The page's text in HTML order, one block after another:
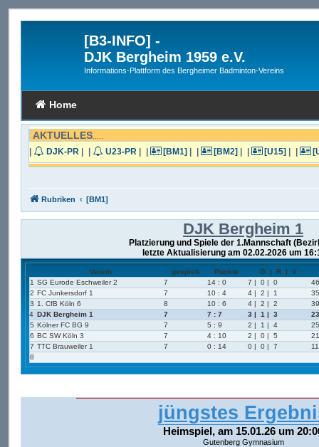
[B3-INFO] -
DJK Bergheim 1959 e.V.
Informations-Plattform des Bergheimer Badminton-Vereins
Home
AKTUELLES
| DJK-PR | | U23-PR | | [BM1] | | [BM2] | | [U15] | |
Rubriken [BM1]
DJK Bergheim 1
Platzierung und Spiele der 1.Mannschaft
letzte Aktualisierung am 02.02.2026 um
Verein gespielt Punkte G | R | V
1 SG Eurode Eschweiler 2 7 14 : 0 7 | 0 | 0
2 FC Junkersdorf 1 7 10 : 4 4 | 2 | 1
3 1. CfB Köln 6 8 10 : 6 4 | 2 | 2
4 DJK Bergheim 1 7 7 : 7 3 | 1 | 3
5 Kölner FC BG 9 7 5 : 9 2 | 1 | 4
6 BC SW Köln 3 7 4 : 10 2 | 0 | 5
7 TTC Brauweiler 1 7 0 : 14 0 | 0 | 7
8
jüngstes
Heimspiel, am 15.01.26 um
Gutenberg Gymnasium